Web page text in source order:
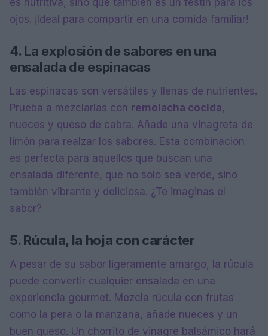
es nutritiva, sino que también es un festín para los
ojos. ¡Ideal para compartir en una comida familiar!
4. La explosión de sabores en una
ensalada de espinacas
Las espinacas son versátiles y llenas de nutrientes.
Prueba a mezclarlas con remolacha cocida,
nueces y queso de cabra. Añade una vinagreta de
limón para realzar los sabores. Esta combinación
es perfecta para aquellos que buscan una
ensalada diferente, que no solo sea verde, sino
también vibrante y deliciosa. ¿Te imaginas el
sabor?
5. Rúcula, la hoja con carácter
A pesar de su sabor ligeramente amargo, la rúcula
puede convertir cualquier ensalada en una
experiencia gourmet. Mezcla rúcula con frutas
como la pera o la manzana, añade nueces y un
buen queso. Un chorrito de vinagre balsámico hará